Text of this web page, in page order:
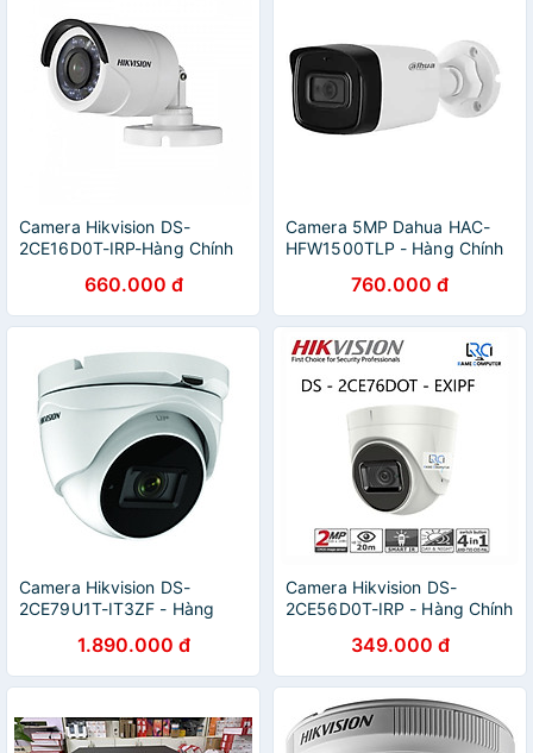
Camera Hikvision DS-
2CE16D0T-IRP-Hàng Chính
660.000 đ
Camera 5MP Dahua HAC-
HFW1500TLP - Hàng Chính
760.000 đ
Camera Hikvision DS-
2CE79U1T-IT3ZF - Hàng
1.890.000 đ
Camera Hikvision DS-
2CE56D0T-IRP - Hàng Chính
349.000 đ